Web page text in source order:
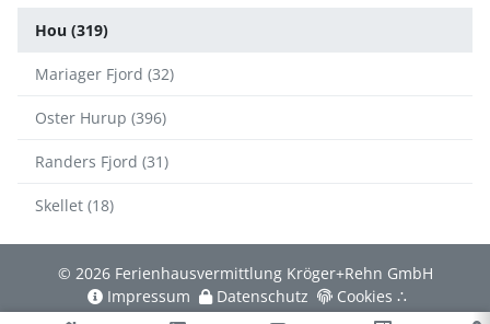
Hou (319)
Mariager Fjord (32)
Oster Hurup (396)
Randers Fjord (31)
Skellet (18)
© 2026 Ferienhausvermittlung Kröger+Rehn GmbH
Impressum
Datenschutz Cookies ∴